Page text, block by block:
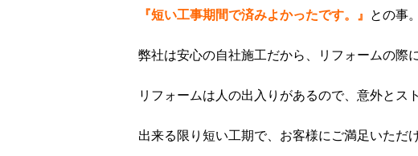
『短い工事期間で済みよかったです。』 との事。
弊社は安心の自社施工だから、リフォームの際
リフォームは人の出入りがあるので、意外とス
出来る限り短い工期で、お客様にご満足いただ